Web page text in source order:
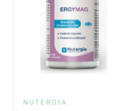
Fournisseur
NUTERGIA